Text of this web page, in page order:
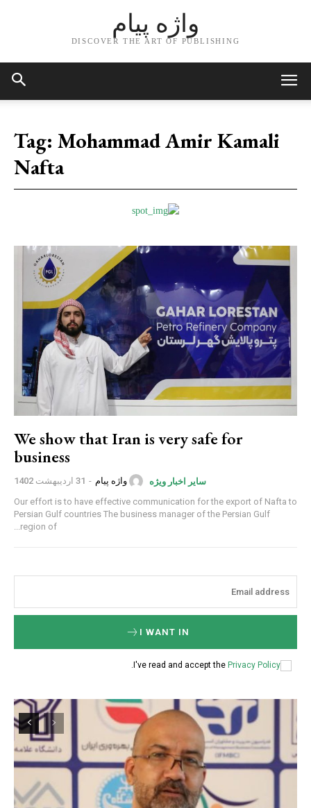
واژه پیام
DISCOVER THE ART OF PUBLISHING
Tag: Mohammad Amir Kamali
Nafta
We show that Iran is very safe for
business
سایر اخبار ویژه واژه پیام - 31 اردیبهشت 1402
Our effort is to have effective communication for the export of Nafta to
Persian Gulf countries The business manager of the Persian Gulf
region of...
I WANT IN
I've read and accept the Privacy Policy
.